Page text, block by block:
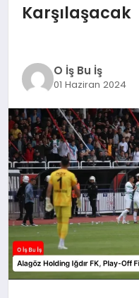
SPOR
Karşılaşacak
O İş Bu İş
01 Haziran 2024